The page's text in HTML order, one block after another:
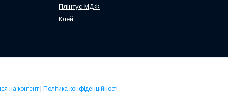
Плінтус МДФ
Клей
на контент
Політика конфіденційності